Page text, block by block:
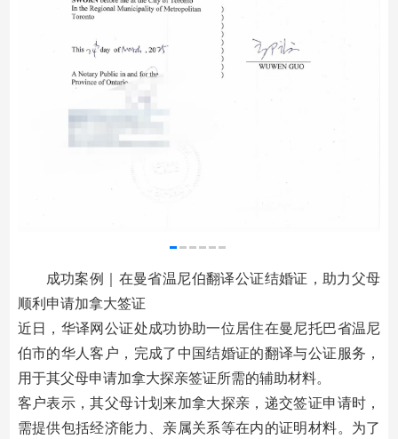
成功案例｜在曼省温尼伯翻译公证结婚证，助力父母
顺利申请加拿大签证
近日，华译网公证处成功协助一位居住在曼尼托巴省温尼
伯市的华人客户，完成了中国结婚证的翻译与公证服务，
用于其父母申请加拿大探亲签证所需的辅助材料。
客户表示，其父母计划来加拿大探亲，递交签证申请时，
需提供包括经济能力、亲属关系等在内的证明材料。为了